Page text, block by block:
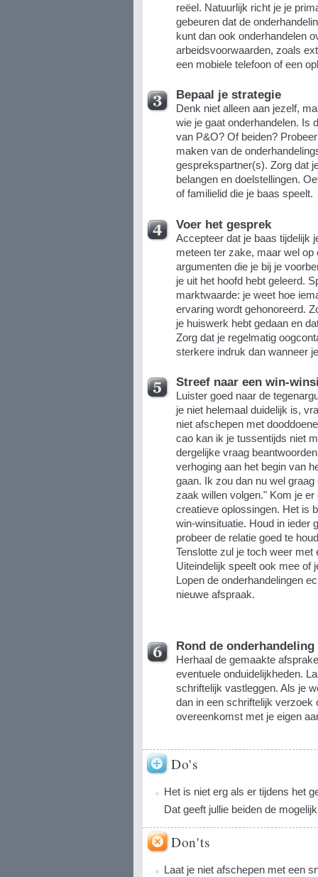
reëel. Natuurlijk richt je je
gebeuren dat de
kunt dan ook onderhandelen
arbeidsvoorwaarden, zoals
een mobiele telefoon of een
Bepaal je strategie
Denk niet alleen aan jezelf,
wie je gaat onderhandelen. Is
van P&O? Of beiden?
maken van de
gesprekspartner(s). Zorg dat
belangen en doelstellingen.
of familielid die je baas speelt.
Voer het gesprek
Accepteer dat je baas tijdelijk
meteen ter zake, maar wel
argumenten die je bij je
je uit het hoofd hebt geleerd.
marktwaarde: je weet hoe
ervaring wordt gehonoreerd.
je huiswerk hebt gedaan en
Zorg dat je regelmatig
sterkere indruk dan wanneer
Streef naar een win-
Luister goed naar de
je niet helemaal duidelijk is,
niet afschepen met
cao kan ik je tussentijds niet
dergelijke vraag
verhoging aan het begin van
gaan. Ik zou dan nu wel
zaak willen volgen." Kom je
creatieve oplossingen. Het is
win-winsituatie. Houd in ieder
probeer de relatie goed te
Tenslotte zul je toch weer met
Uiteindelijk speelt ook mee of
Lopen de onderhandelingen
nieuwe afspraak.
Rond de onderhandeling
Herhaal de gemaakte
eventuele onduidelijkheden.
schriftelijk vastleggen. Als je
dan in een schriftelijk verzoek
overeenkomst met je eigen
Do's
Het is niet erg als er tijdens het
Dat geeft jullie beiden de
Don'ts
Laat je niet afschepen met een